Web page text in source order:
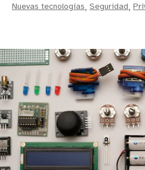
Nuevas tecnologías, Seguridad,